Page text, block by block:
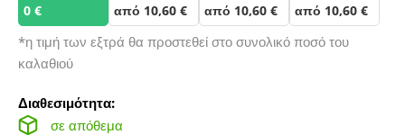
0 € από 10,60 € από 10,60 € από 10,60 €
*η τιμή των εξτρά θα προστεθεί στο συνολικό ποσό του
καλαθιού
Διαθεσιμότητα:
σε απόθεμα